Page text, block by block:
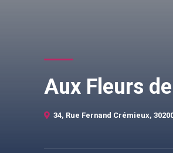
Aux Fleurs
34, Rue Fernand Crémieux,